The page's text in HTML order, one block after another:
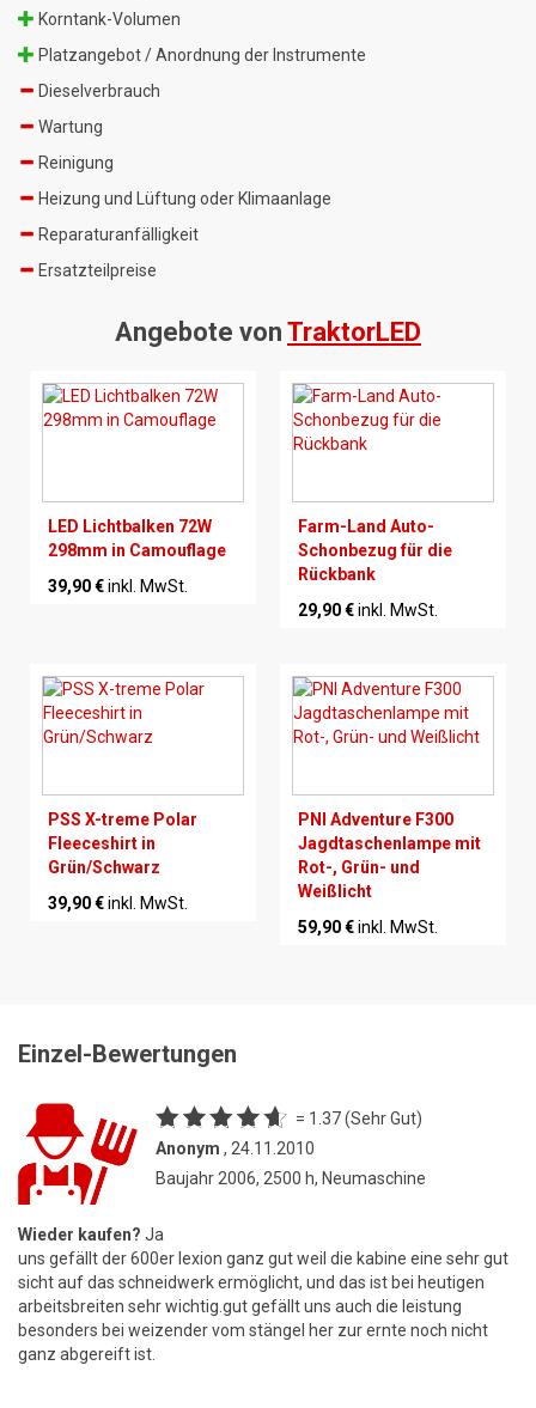
Korntank-Volumen
Platzangebot / Anordnung der Instrumente
Dieselverbrauch
Wartung
Reinigung
Heizung und Lüftung oder Klimaanlage
Reparaturanfälligkeit
Ersatzteilpreise
Angebote von TraktorLED
LED Lichtbalken 72W
298mm in Camouflage
39,90 €inkl. MwSt.
Farm-Land Auto-
Schonbezug für die
Rückbank
29,90 €inkl. MwSt.
PSS X-treme Polar
Fleeceshirt in
Grün/Schwarz
39,90 €inkl. MwSt.
PNI Adventure F300
Jagdtaschenlampe mit
Rot-, Grün- und
Weißlicht
59,90 €inkl. MwSt.
Einzel-Bewertungen
= 1.37 (Sehr Gut)
Anonym , 24.11.2010
Baujahr 2006, 2500 h, Neumaschine
Wieder kaufen? Ja
uns gefällt der 600er lexion ganz gut weil die kabine eine sehr gut
sicht auf das schneidwerk ermöglicht, und das ist bei heutigen
arbeitsbreiten sehr wichtig.gut gefällt uns auch die leistung
besonders bei weizender vom stängel her zur ernte noch nicht
ganz abgereift ist.